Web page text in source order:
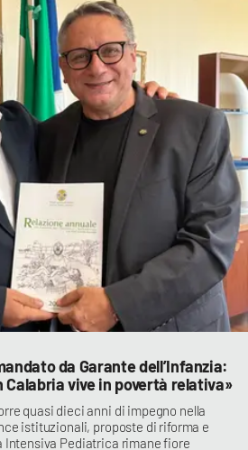
da Garante dell’Infanzia:
Calabria vive in povertà relativa»
quasi dieci anni di impegno nella
istituzionali, proposte di riforma e
Pediatrica rimane fiore